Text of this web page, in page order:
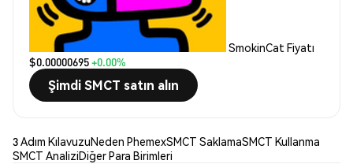
SmokinCat Fiyatı
$0.00000695+0.00%
Şimdi SMCT satın alın
3 Adım KılavuzuNeden PhemexSMCT SaklamaSMCT Kullanma
SMCT AnaliziDiğer Para Birimleri